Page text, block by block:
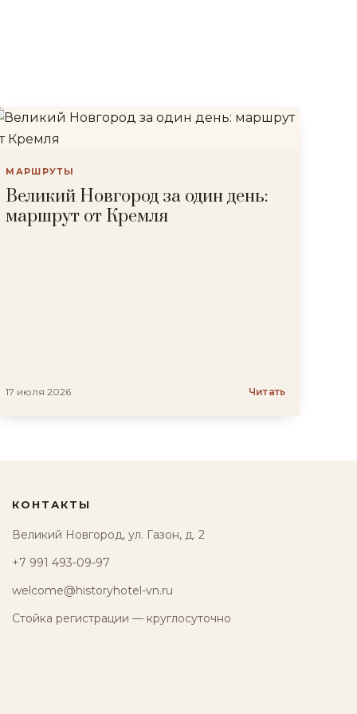
МАРШРУТЫ
Великий Новгород за один день:
маршрут от Кремля
17 июля 2026 Читать
КОНТАКТЫ
Великий Новгород, ул. Газон, д. 2
+7 991 493-09-97
welcome@historyhotel-vn.ru
Стойка регистрации — круглосуточно